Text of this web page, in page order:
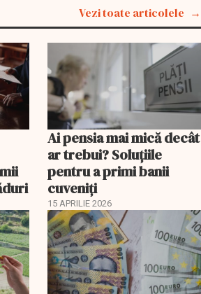
Vezi toate articolele
Ai pensia mai mică decât
ar trebui? Soluţiile
pentru a primi banii
cuveniţi
15 APRILIE 2026